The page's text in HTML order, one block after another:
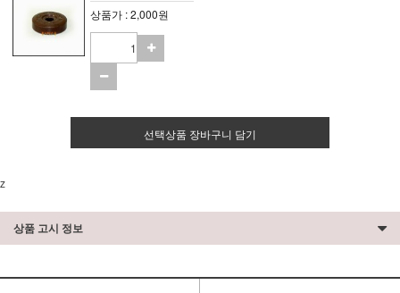
상품가 : 2,000원
선택상품 장바구니 담기
z
상품 고시 정보